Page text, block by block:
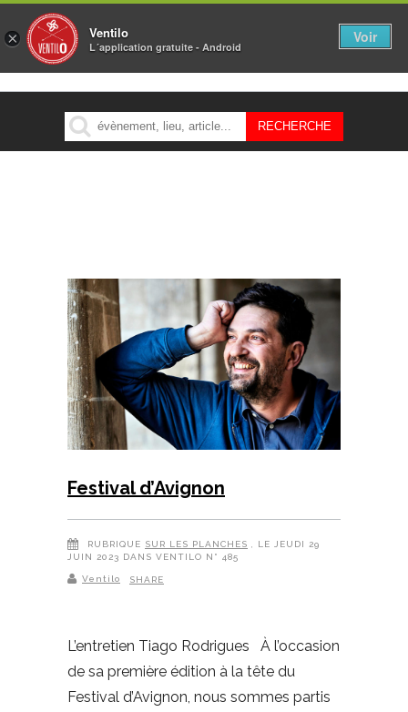
MENU
Festival d’Avignon
RUBRIQUE SUR LES PLANCHES , LE JEUDI 29
JUIN 2023 DANS VENTILO N° 485
Ventilo SHARE
L’entretien Tiago Rodrigues À l’occasion
de sa première édition à la tête du
Festival d’Avignon, nous sommes partis
× Ventilo
L´application gratuite - Android
Voir